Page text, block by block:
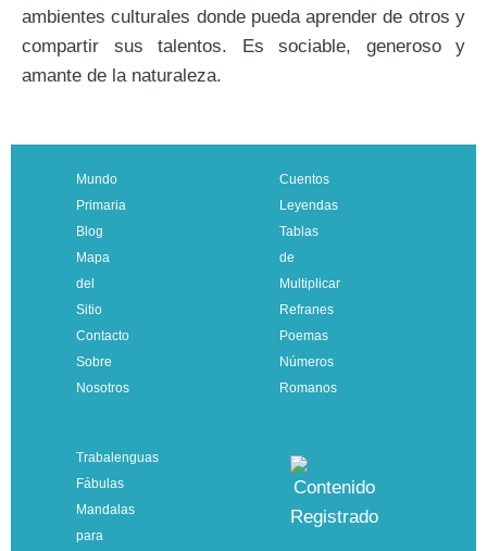
ambientes culturales donde pueda aprender de otros y
compartir sus talentos. Es sociable, generoso y
amante de la naturaleza.
Mundo
Primaria
Blog
Mapa
del
Sitio
Contacto
Sobre
Nosotros
Cuentos
Leyendas
Tablas
de
Multiplicar
Refranes
Poemas
Números
Romanos
Trabalenguas
Fábulas
Mandalas
para